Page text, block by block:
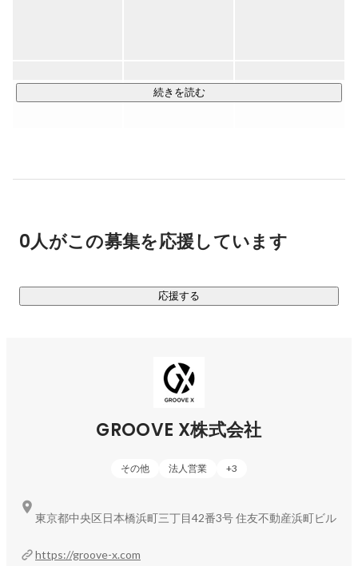
に人見知りをするかもしれません。
続きを読む
0人がこの募集を応援しています
応援する
GROOVE X株式会社
その他 法人営業 +3
https://groove-x.com
東京都中央区日本橋浜町三丁目42番3号 住友不動産浜町ビル